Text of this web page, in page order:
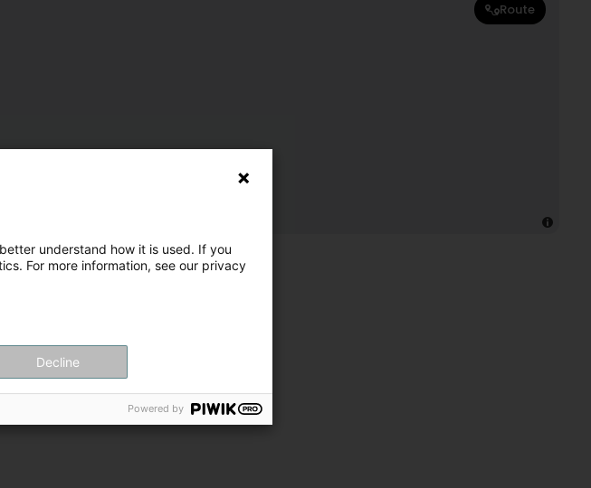
Route
understand how it is used. If you
For more information, see our privacy
Decline
Powered by